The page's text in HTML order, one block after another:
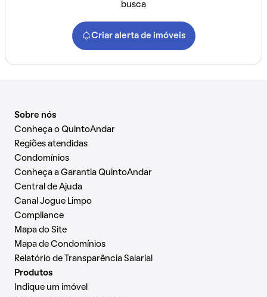
busca
Criar alerta de imóveis
Sobre nós
Conheça o QuintoAndar
Regiões atendidas
Condomínios
Conheça a Garantia QuintoAndar
Central de Ajuda
Canal Jogue Limpo
Compliance
Mapa do Site
Mapa de Condomínios
Relatório de Transparência Salarial
Produtos
Indique um imóvel